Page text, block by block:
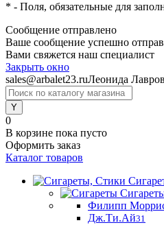
* - Поля, обязательные для
Сообщение отправлено
Ваше сообщение успешно
Вами свяжется наш специалист
Закрыть окно
sales@arbalet23.ruЛеонида
0
В корзине пока пусто
Оформить заказ
Каталог товаров
Филипп
Дж.Ти.Ай31